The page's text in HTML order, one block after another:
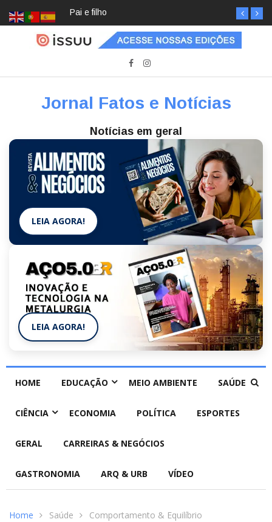
Pai e filho
Jornal Fatos e Notícias
Notícias em geral
LEIA AGORA!
LEIA AGORA!
HOME EDUCAÇÃO MEIO AMBIENTE SAÚDE
CIÊNCIA ECONOMIA POLÍTICA ESPORTES
GERAL CARREIRAS & NEGÓCIOS
GASTRONOMIA ARQ & URB VÍDEO
Home Saúde Comportamento & Equilíbrio